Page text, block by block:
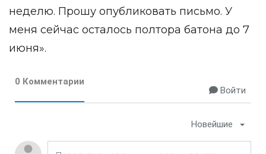
неделю. Прошу опубликовать письмо. У
меня сейчас осталось полтора батона до 7
июня».
0 Комментарии
Войти
Новейшие